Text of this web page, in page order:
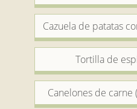
Cazuela de patatas
Tortilla de
Canelones de carne